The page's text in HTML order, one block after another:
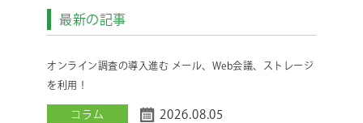
最新の記事
オンライン調査の導入進む メール、Web会議、ストレージ
を利用！
コラム 2026.08.05